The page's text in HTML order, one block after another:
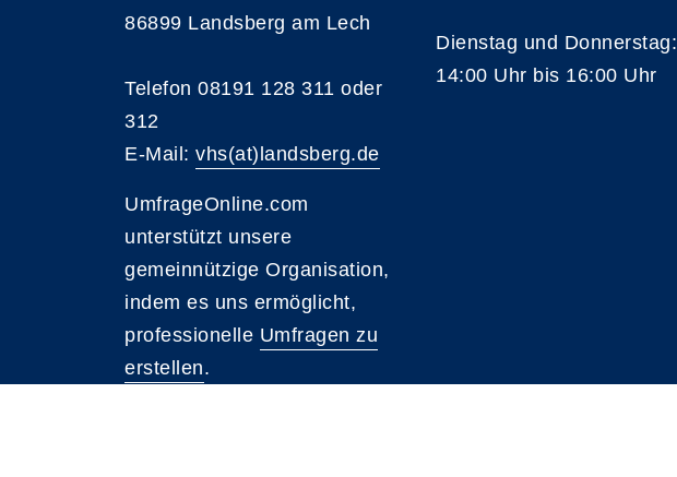
86899 Landsberg am Lech
Telefon 08191 128 311 oder
312
E-Mail: vhs(at)landsberg.de
UmfrageOnline.com
unterstützt unsere
gemeinnützige Organisation,
indem es uns ermöglicht,
professionelle Umfragen zu
erstellen.
Dienstag und Donnerstag:
14:00 Uhr bis 16:00 Uhr